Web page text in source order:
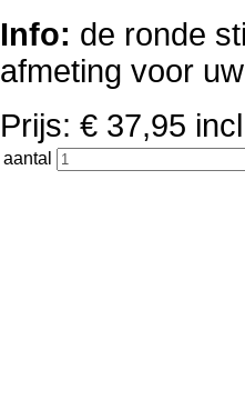
Info: de ronde
afmeting voor
Prijs: € 37,95
aantal